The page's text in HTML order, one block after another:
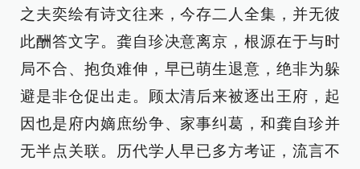
之夫奕绘有诗文往来，今存二人全集，并无彼
此酬答文字。龚自珍决意离京，根源在于与时
局不合、抱负难伸，早已萌生退意，绝非为躲
避是非仓促出走。顾太清后来被逐出王府，起
因也是府内嫡庶纷争、家事纠葛，和龚自珍并
无半点关联。历代学人早已多方考证，流言不